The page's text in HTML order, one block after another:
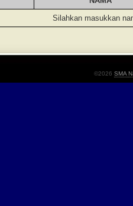
Silahkan masukkan
©2026 SMA